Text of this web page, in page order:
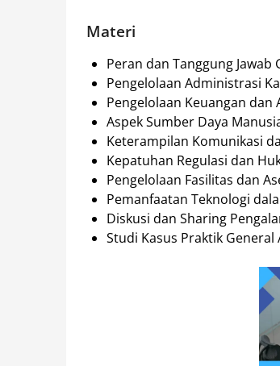
Materi
Peran dan Tanggung
Pengelolaan Administrasi
Pengelolaan Keuangan dan
Aspek Sumber Daya
Keterampilan Komunikasi
Kepatuhan Regulasi dan
Pengelolaan Fasilitas dan
Pemanfaatan Teknologi
Diskusi dan Sharing
Studi Kasus Praktik General